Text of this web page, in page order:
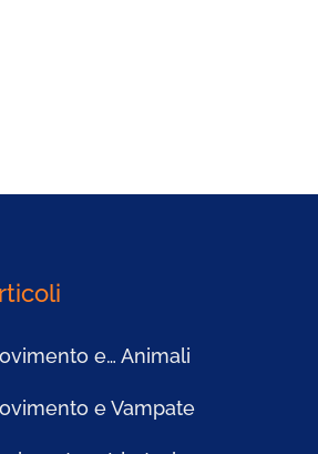
e… Animali
e Vampate